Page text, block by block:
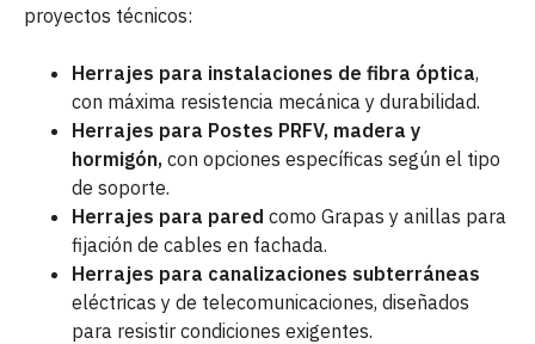
proyectos técnicos:
Herrajes para instalaciones de fibra óptica,
con máxima resistencia mecánica y durabilidad.
Herrajes para Postes PRFV, madera y
hormigón, con opciones específicas según el tipo
de soporte.
Herrajes para pared como Grapas y anillas para
fijación de cables en fachada.
Herrajes para canalizaciones subterráneas
eléctricas y de telecomunicaciones, diseñados
para resistir condiciones exigentes.